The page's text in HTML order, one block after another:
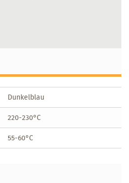
Dunkelblau
220-230°C
55-60°C